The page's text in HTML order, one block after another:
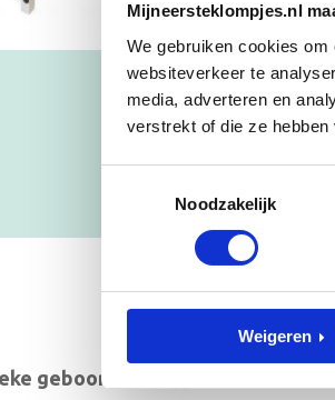
Mijneersteklompjes.nl
We gebruiken cookies
websiteverkeer te
media, adverteren en
verstrekt of die ze
Noodzakelijk
Weigeren
Blijf
geboorteklompjes